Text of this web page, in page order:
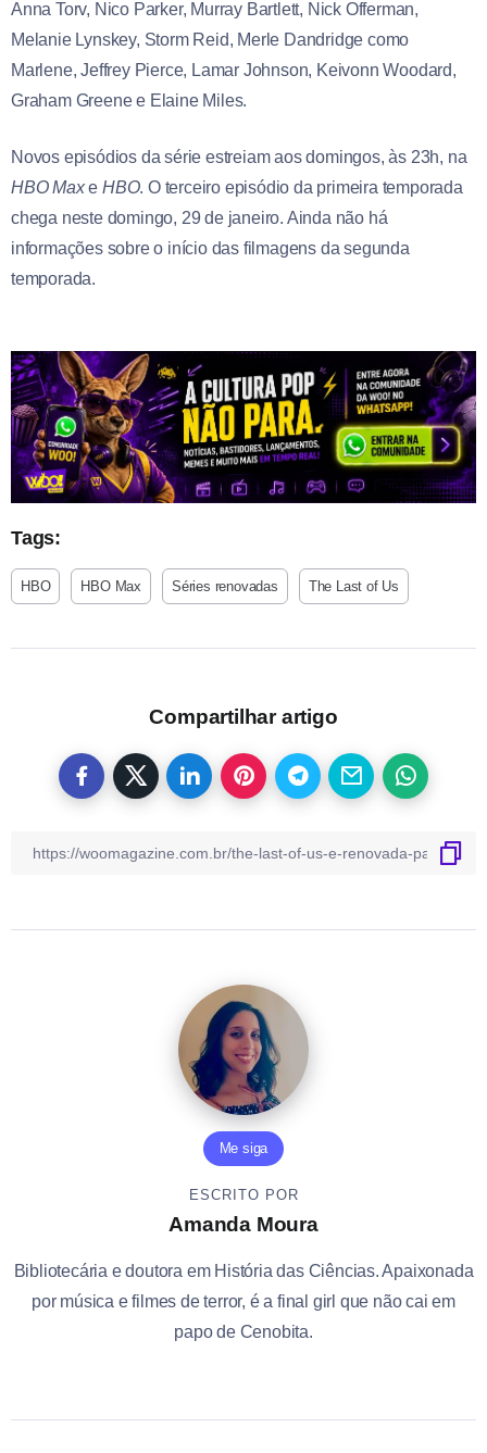
Anna Torv, Nico Parker, Murray Bartlett, Nick Offerman,
Melanie Lynskey, Storm Reid, Merle Dandridge como
Marlene, Jeffrey Pierce, Lamar Johnson, Keivonn Woodard,
Graham Greene e Elaine Miles.
Novos episódios da série estreiam aos domingos, às 23h, na
HBO MaxeHBO. O terceiro episódio da primeira temporada
chega neste domingo, 29 de janeiro. Ainda não há
informações sobre o início das filmagens da segunda
temporada.
Tags:
HBO HBO Max Séries renovadas The Last of Us
Compartilhar artigo
Me siga
ESCRITO POR
Amanda Moura
Bibliotecária e doutora em História das Ciências. Apaixonada
por música e filmes de terror, é a final girl que não cai em
papo de Cenobita.